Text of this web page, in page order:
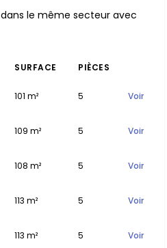
dans le même secteur avec
SURFACE
PIÈCES
101 m² 5 Voir
109 m² 5 Voir
108 m² 5 Voir
113 m² 5 Voir
113 m² 5 Voir